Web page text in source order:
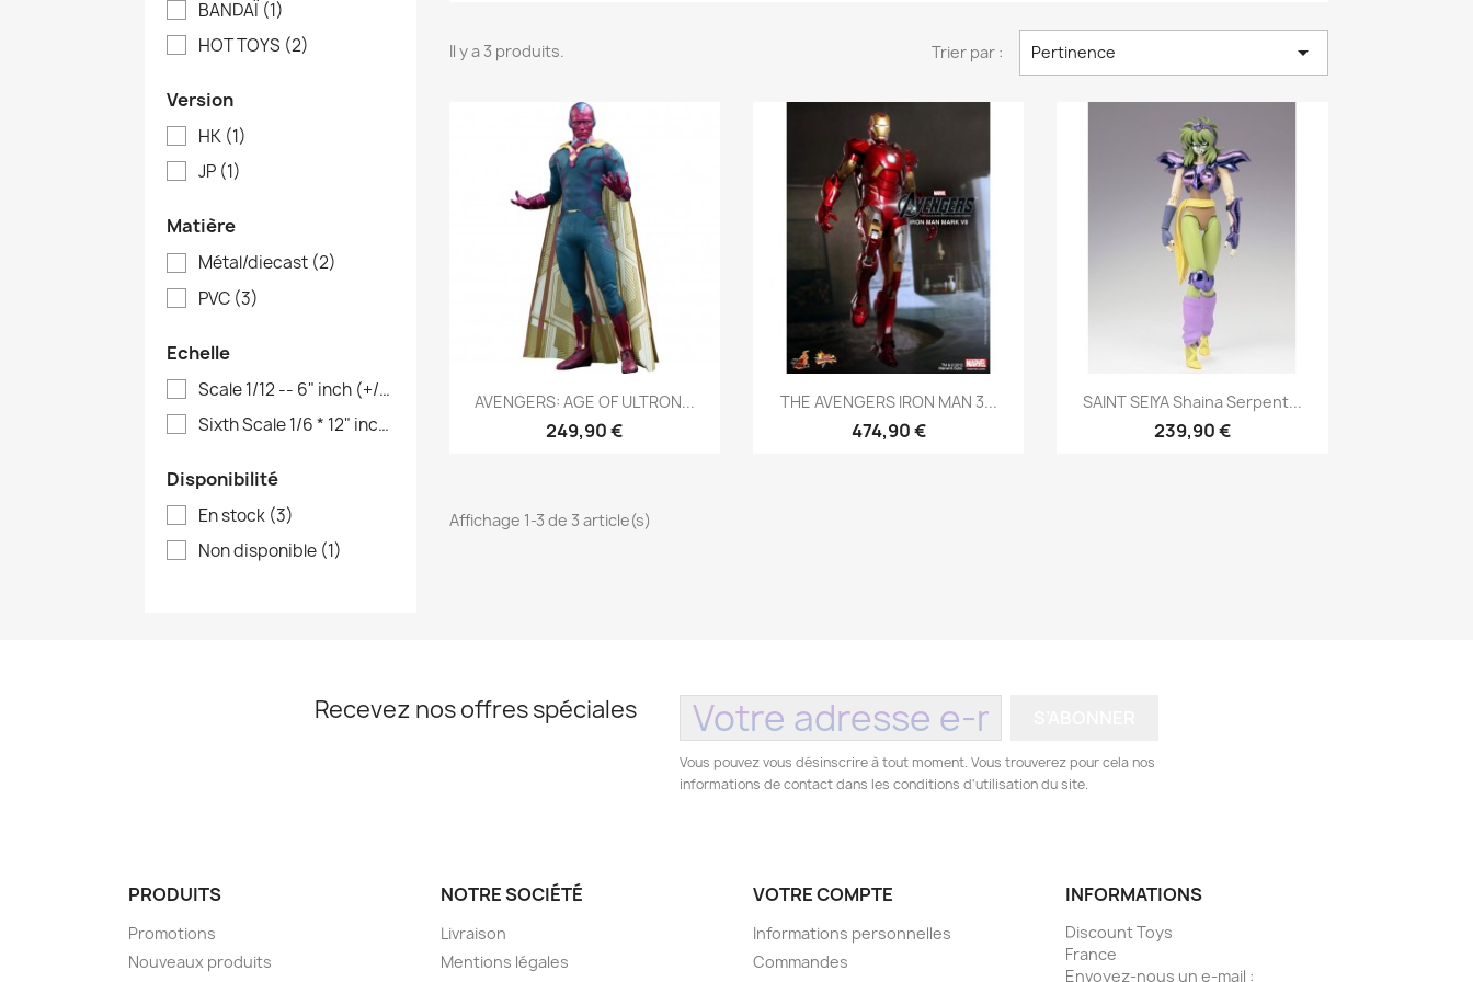
BANDAÏ (1)
HOT TOYS (2)
Version
HK (1)
JP (1)
Matière
Métal/diecast (2)
PVC (3)
Echelle
Scale 1/12 -- 6" inch (+/-18cm)
Sixth Scale 1/6 * 12" inch (+/-30cm)
Disponibilité
En stock (3)
Non disponible (1)
Il y a 3 produits. Trier par : Pertinence 
Aperçu rapide
AVENGERS: AGE OF ULTRON...
249,90 €
Aperçu rapide
THE AVENGERS IRON MAN 3...
474,90 €
Aperçu rapide
SAINT SEIYA Shaina Serpent...
239,90 €
Affichage 1-3 de 3 article(s)
Recevez nos offres spéciales
Vous pouvez vous désinscrire à tout moment. Vous trouverez pour cela nos
informations de contact dans les conditions d'utilisation du site.
PRODUITS
Promotions
Nouveaux produits
NOTRE SOCIÉTÉ
Livraison
Mentions légales
VOTRE COMPTE
Informations personnelles
Commandes
INFORMATIONS
Discount Toys
France
Envoyez-nous un e-mail :